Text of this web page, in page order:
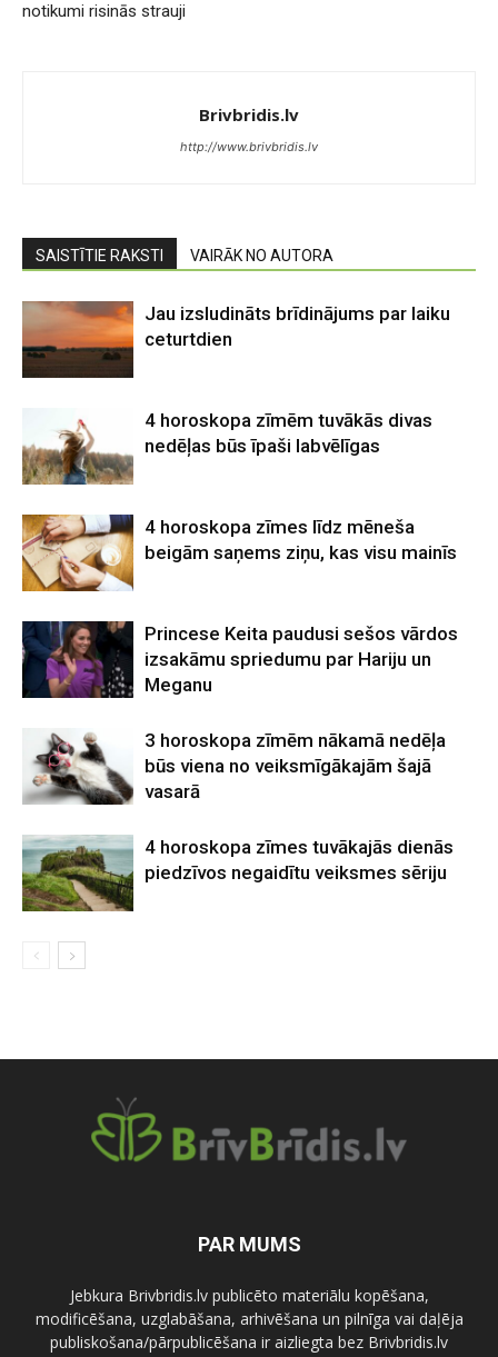
notikumi risinās strauji
Brivbridis.lv
http://www.brivbridis.lv
SAISTĪTIE RAKSTI VAIRĀK NO AUTORA
Jau izsludināts brīdinājums par laiku
ceturtdien
4 horoskopa zīmēm tuvākās divas
nedēļas būs īpaši labvēlīgas
4 horoskopa zīmes līdz mēneša
beigām saņems ziņu, kas visu mainīs
Princese Keita paudusi sešos vārdos
izsakāmu spriedumu par Hariju un
Meganu
3 horoskopa zīmēm nākamā nedēļa
būs viena no veiksmīgākajām šajā
vasarā
4 horoskopa zīmes tuvākajās dienās
piedzīvos negaidītu veiksmes sēriju
PAR MUMS
Jebkura Brivbridis.lv publicēto materiālu kopēšana,
modificēšana, uzglabāšana, arhivēšana un pilnīga vai daļēja
publiskošana/pārpublicēšana ir aizliegta bez Brivbridis.lv